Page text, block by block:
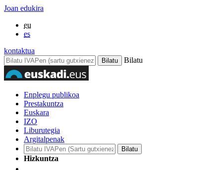
Joan edukira
eu
es
kontaktua
Bilatu
Enplegu publikoa
Prestakuntza
Euskara
IZO
Liburutegia
Argitalpenak
Hizkuntza